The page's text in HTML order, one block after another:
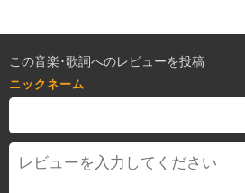
この音楽･歌詞へのレビューを投稿
ニックネーム